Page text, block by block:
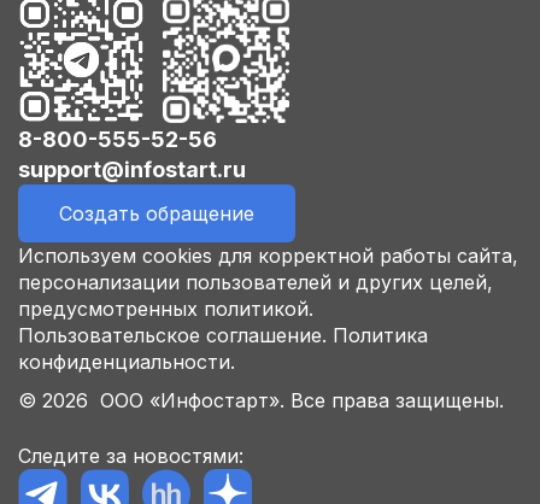
8-800-555-52-56
support@infostart.ru
Создать обращение
Используем cookies для корректной работы сайта,
персонализации пользователей и других целей,
предусмотренных политикой.
Пользовательское соглашение. Политика
конфиденциальности.
© 2026 ООО «Инфостарт». Все права защищены.
Следите за новостями: